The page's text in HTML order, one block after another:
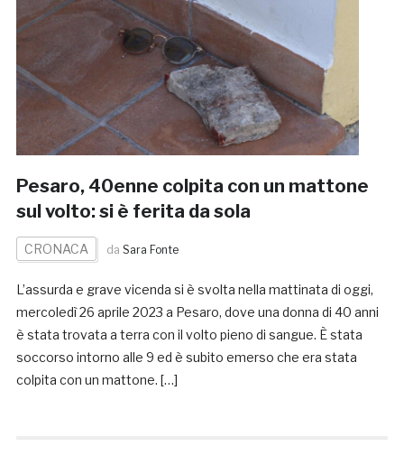
Pesaro, 40enne colpita con un mattone
sul volto: si è ferita da sola
CRONACA da Sara Fonte
L’assurda e grave vicenda si è svolta nella mattinata di oggi,
mercoledì 26 aprile 2023 a Pesaro, dove una donna di 40 anni
è stata trovata a terra con il volto pieno di sangue. È stata
soccorso intorno alle 9 ed è subito emerso che era stata
colpita con un mattone. […]